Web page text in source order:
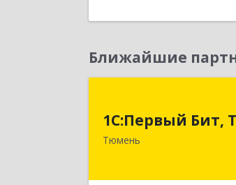
Ближайшие
1С:Первый Бит,
Тюмень
625000, Тюменская
Республики ул,